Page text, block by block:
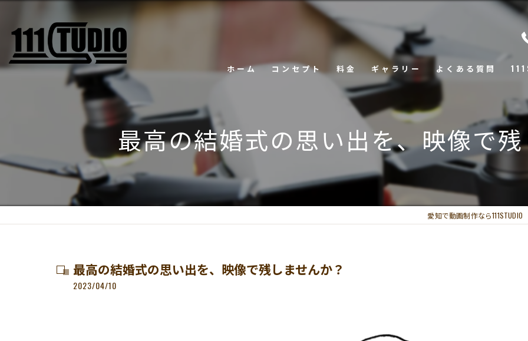
ホーム コンセプト 料金 ギャラリー よくある質問
会
ド
最高の結婚式の思い出を、映像で
愛知で動画制作なら111STUDIO
最高の結婚式の思い出を、映像で残しませんか？
2023/04/10